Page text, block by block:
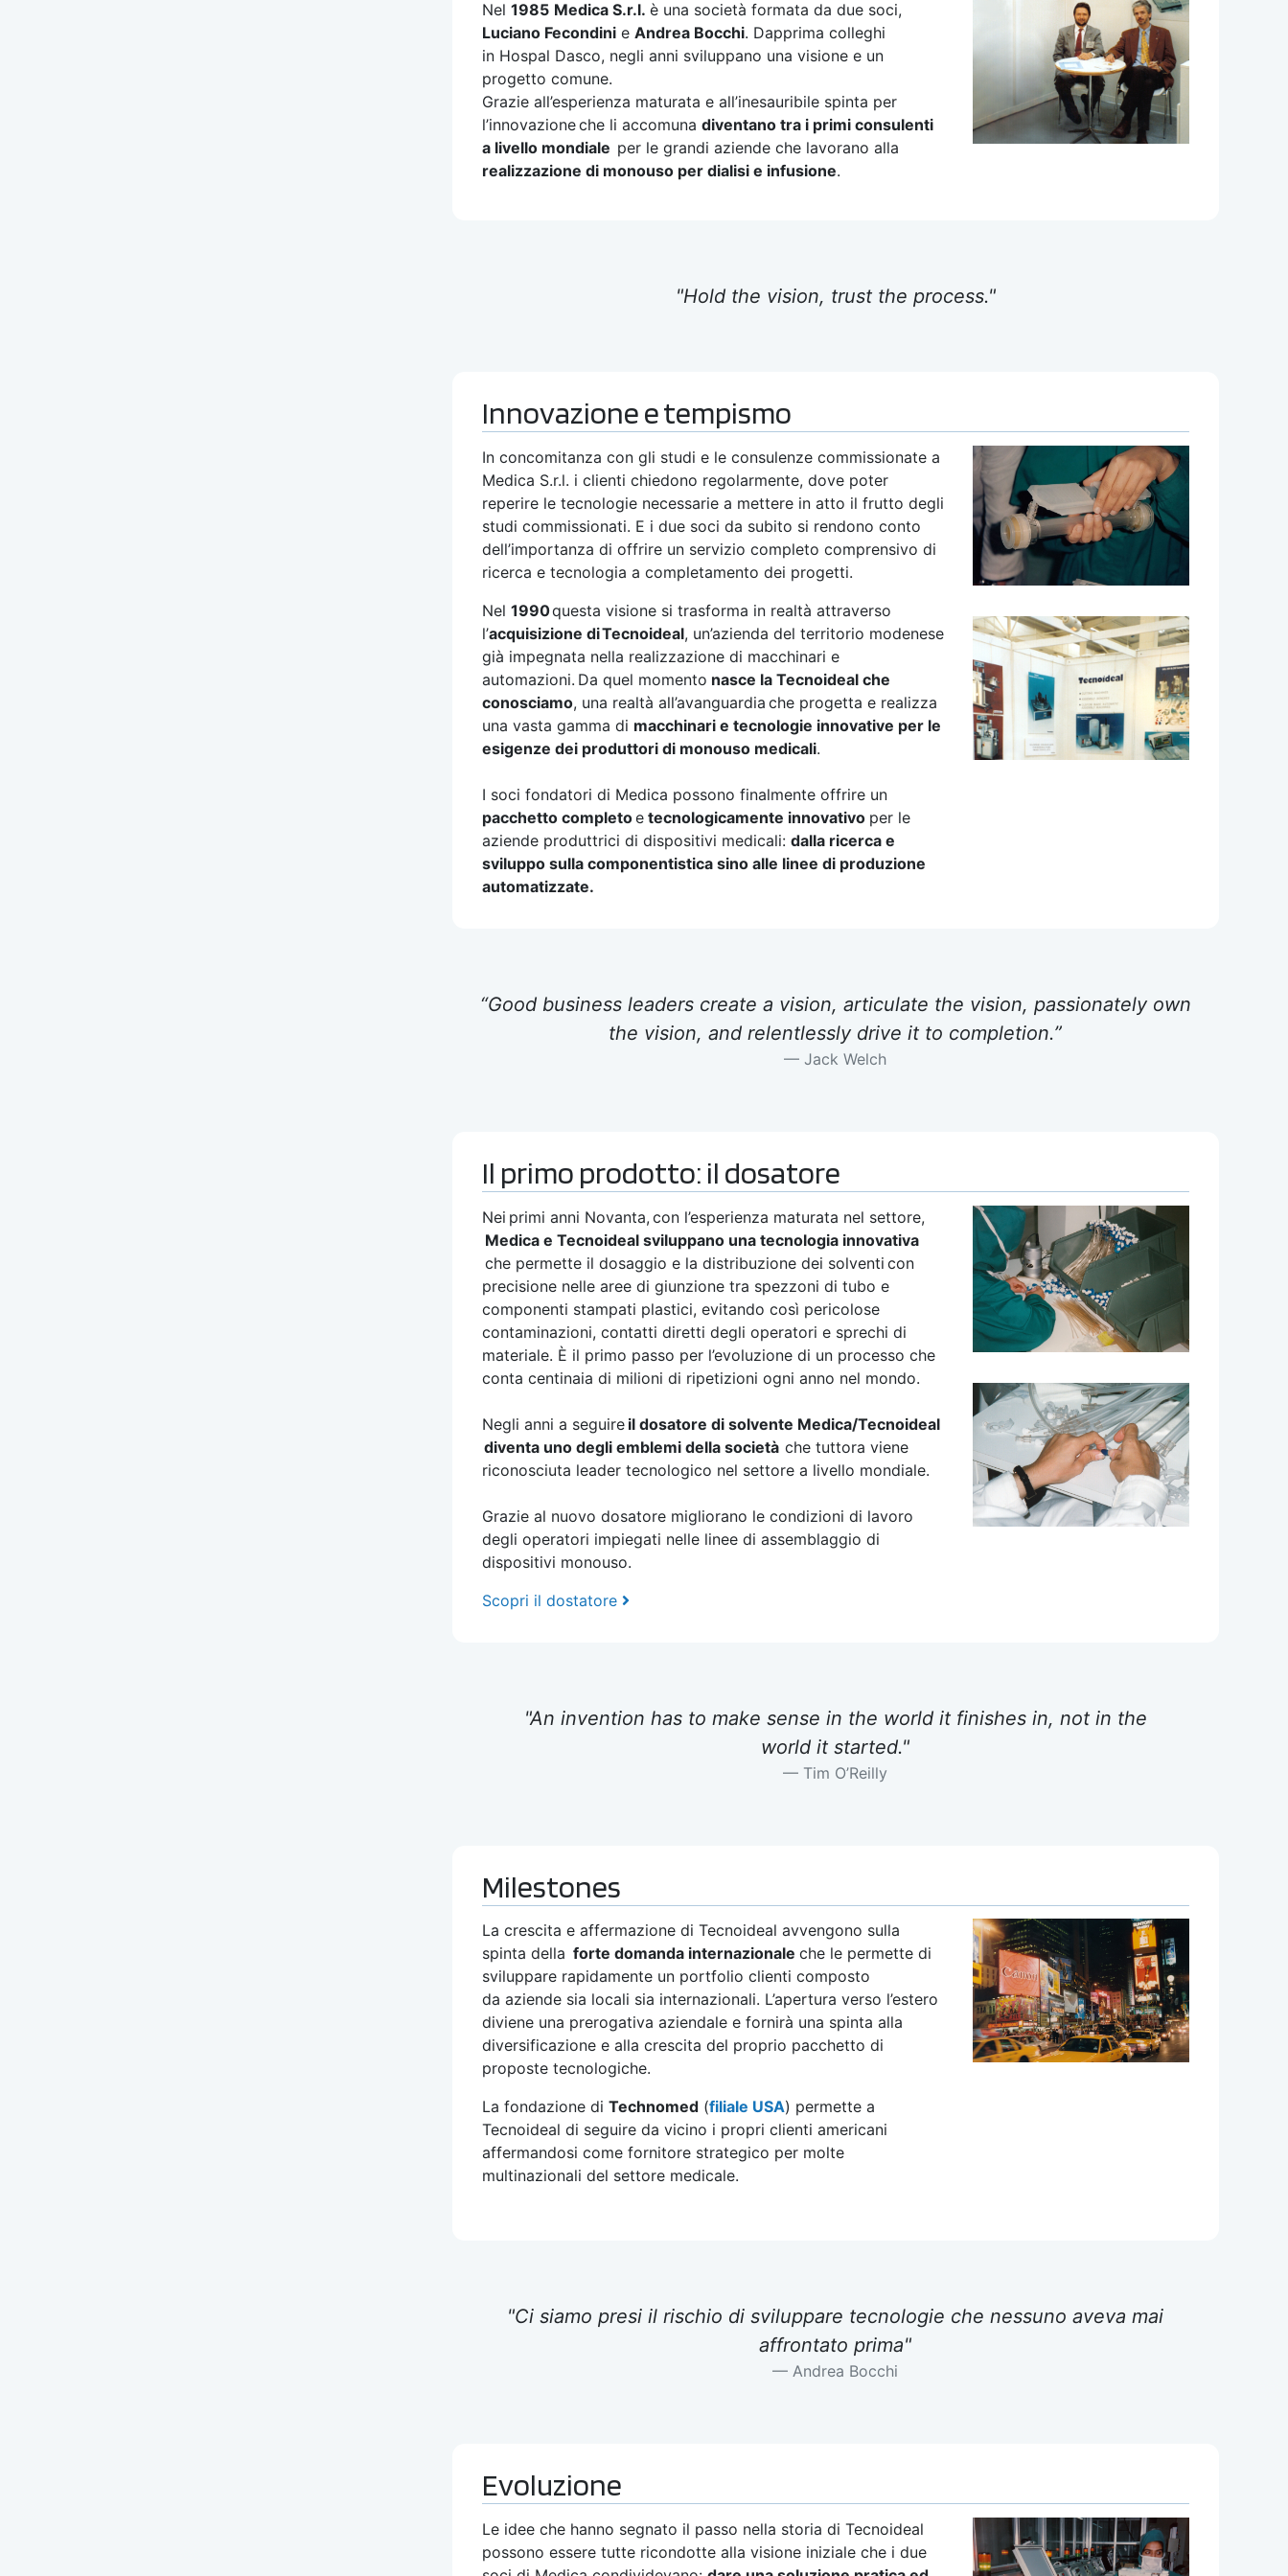
Nel 1985 Medica S.r.l. è una società formata da due soci,
Luciano Fecondinie Andrea Bocchi. Dapprima colleghi
in Hospal Dasco, negli anni sviluppano una visione e un
progetto comune.
Grazie all’esperienza maturata e all’inesauribile spinta per
l’innovazione che li accomuna diventano tra i primi consulenti
a livello mondiale per le grandi aziende che lavorano alla
realizzazione di monouso per dialisi e infusione.
"Hold the vision, trust the process."
Innovazione e tempismo
In concomitanza con gli studi e le consulenze commissionate a
Medica S.r.l. i clienti chiedono regolarmente, dove poter
reperire le tecnologie necessarie a mettere in atto il frutto degli
studi commissionati. E i due soci da subito si rendono conto
dell’importanza di offrire un servizio completo comprensivo di
ricerca e tecnologia a completamento dei progetti.
Nel 1990questa visione si trasforma in realtà attraverso
l’acquisizione di Tecnoideal, un’azienda del territorio modenese
già impegnata nella realizzazione di macchinari e
automazioni. Da quel momento nasce la Tecnoideal che
conosciamo, una realtà all’avanguardia che progetta e realizza
una vasta gamma di macchinari e tecnologie innovative per le
esigenze dei produttori di monouso medicali.
I soci fondatori di Medica possono finalmente offrire un
pacchetto completoe tecnologicamente innovativo per le
aziende produttrici di dispositivi medicali: dalla ricerca e
sviluppo sulla componentistica sino alle linee di produzione
automatizzate.
“Good business leaders create a vision, articulate the vision, passionately own
the vision, and relentlessly drive it to completion.”
Jack Welch
Il primo prodotto: il dosatore
Nei primi anni Novanta, con l’esperienza maturata nel settore,
Medica e Tecnoideal sviluppano una tecnologia innovativa
che permette il dosaggio e la distribuzione dei solventi con
precisione nelle aree di giunzione tra spezzoni di tubo e
componenti stampati plastici, evitando così pericolose
contaminazioni, contatti diretti degli operatori e sprechi di
materiale. È il primo passo per l’evoluzione di un processo che
conta centinaia di milioni di ripetizioni ogni anno nel mondo.
Negli anni a seguire il dosatore di solvente Medica/Tecnoideal
diventa uno degli emblemi della società che tuttora viene
riconosciuta leader tecnologico nel settore a livello mondiale.
Grazie al nuovo dosatore migliorano le condizioni di lavoro
degli operatori impiegati nelle linee di assemblaggio di
dispositivi monouso.
Scopri il dostatore
"An invention has to make sense in the world it finishes in, not in the
world it started."
Tim O’Reilly
Milestones
La crescita e affermazione di Tecnoideal avvengono sulla
spinta della forte domanda internazionale che le permette di
sviluppare rapidamente un portfolio clienti composto
da aziende sia locali sia internazionali. L’apertura verso l’estero
diviene una prerogativa aziendale e fornirà una spinta alla
diversificazione e alla crescita del proprio pacchetto di
proposte tecnologiche.
La fondazione di Technomed(filiale USA) permette a
Tecnoideal di seguire da vicino i propri clienti americani
affermandosi come fornitore strategico per molte
multinazionali del settore medicale.
"Ci siamo presi il rischio di sviluppare tecnologie che nessuno aveva mai
affrontato prima"
Andrea Bocchi
Evoluzione
Le idee che hanno segnato il passo nella storia di Tecnoideal
possono essere tutte ricondotte alla visione iniziale che i due